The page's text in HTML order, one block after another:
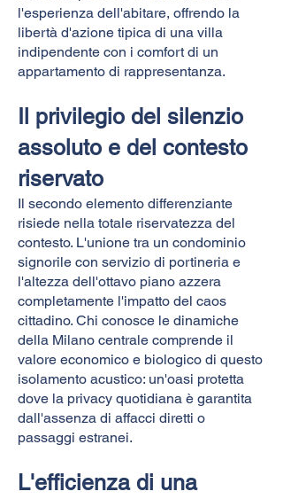
l'esperienza dell'abitare, offrendo la
libertà d'azione tipica di una villa
indipendente con i comfort di un
appartamento di rappresentanza.
Il privilegio del silenzio
assoluto e del contesto
riservato
Il secondo elemento differenziante
risiede nella totale riservatezza del
contesto. L'unione tra un condominio
signorile con servizio di portineria e
l'altezza dell'ottavo piano azzera
completamente l'impatto del caos
cittadino. Chi conosce le dinamiche
della Milano centrale comprende il
valore economico e biologico di questo
isolamento acustico: un'oasi protetta
dove la privacy quotidiana è garantita
dall'assenza di affacci diretti o
passaggi estranei.
L'efficienza di una